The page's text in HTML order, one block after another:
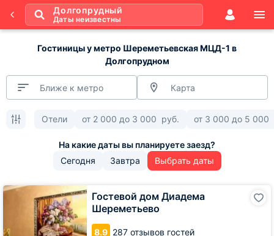
Долгопрудный
Даты неизвестны
Гостиницы у метро Шереметьевская МЦД-1 в
Долгопрудном
Ближе к метро Карта
Отели от 2 000 до 3 000 руб. от 3 000 до 5 000
Сегодня Завтра Выбрать даты
Гостевой дом Диадема
Шереметьево
8.9 287 отзывов гостей
Гостевой
Диадема
Шереметьево